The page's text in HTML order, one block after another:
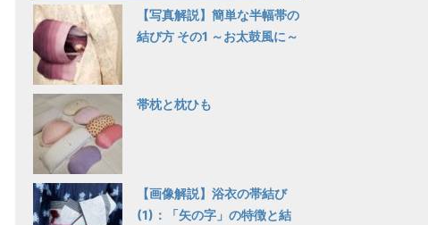
【写真解説】簡単な半幅帯の
結び方 その1 ～お太鼓風に～
帯枕と枕ひも
【画像解説】浴衣の帯結び
(1)：「矢の字」の特徴と結